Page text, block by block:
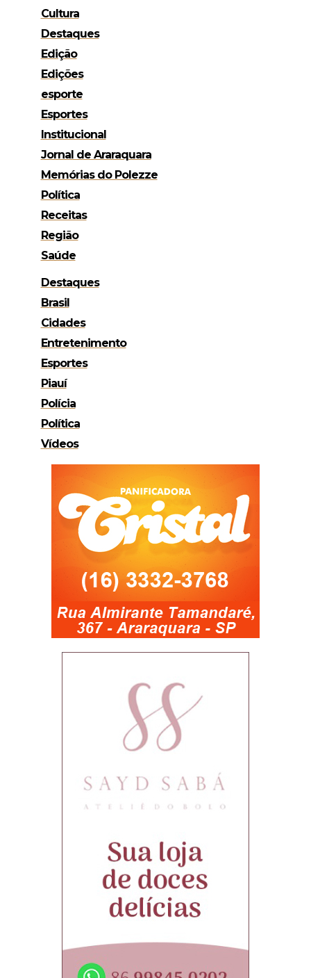
Cultura
Destaques
Edição
Edições
esporte
Esportes
Institucional
Jornal de Araraquara
Memórias do Polezze
Política
Receitas
Região
Saúde
Destaques
Brasil
Cidades
Entretenimento
Esportes
Piauí
Polícia
Política
Vídeos